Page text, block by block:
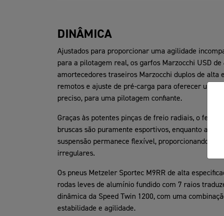
DINÂMICA
Ajustados para proporcionar uma agilidade
para a pilotagem real, os garfos Marzocchi USD
amortecedores traseiros Marzocchi duplos de alta
remotos e ajuste de pré-carga para oferecer um
preciso, para uma pilotagem confiante.
Graças às potentes pinças de freio radiais, o
bruscas são puramente esportivos, enquanto a
suspensão permanece flexível, proporcionando
irregulares.
Os pneus Metzeler Sportec M9RR de alta
rodas leves de alumínio fundido com 7 raios
dinâmica da Speed Twin 1200, com uma
estabilidade e agilidade.